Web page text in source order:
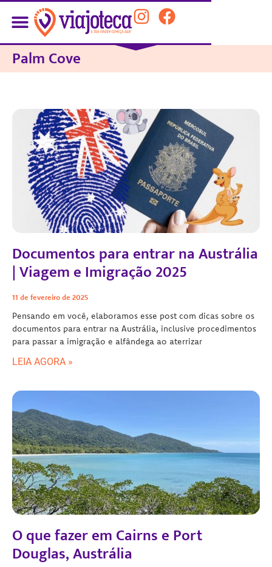
Palm Cove
Documentos para entrar na Austrália
| Viagem e Imigração 2025
11 de fevereiro de 2025
Pensando em você, elaboramos esse post com dicas sobre os
documentos para entrar na Austrália, inclusive procedimentos
para passar a imigração e alfândega ao aterrizar
LEIA AGORA »
O que fazer em Cairns e Port
Douglas, Austrália